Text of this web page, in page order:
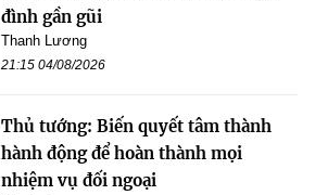
đình gần gũi
Thanh Lương
21:15 04/08/2026
Thủ tướng: Biến quyết tâm thành
hành động để hoàn thành mọi
nhiệm vụ đối ngoại